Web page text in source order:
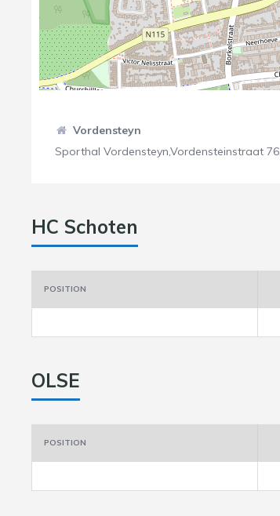
Vordensteyn
Sporthal Vordensteyn,Vordensteinstraat
HC Schoten
POSITION
OLSE
POSITION